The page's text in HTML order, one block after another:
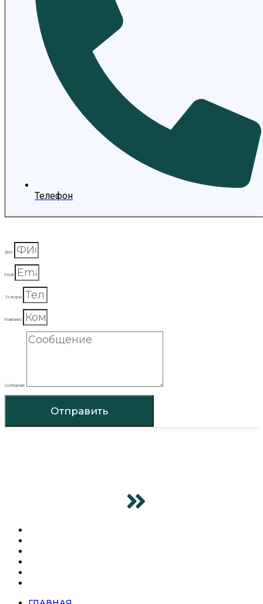
Телефон
ФИО
Email
Телефон
Компания
Сообщение
Отправить